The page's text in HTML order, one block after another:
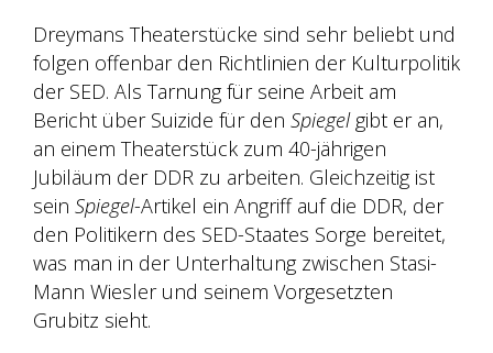
Dreymans Theaterstücke sind sehr beliebt und
folgen offenbar den Richtlinien der Kulturpolitik
der SED. Als Tarnung für seine Arbeit am
Bericht über Suizide für den Spiegel gibt er an,
an einem Theaterstück zum 40-jährigen
Jubiläum der DDR zu arbeiten. Gleichzeitig ist
sein Spiegel-Artikel ein Angriff auf die DDR, der
den Politikern des SED-Staates Sorge bereitet,
was man in der Unterhaltung zwischen Stasi-
Mann Wiesler und seinem Vorgesetzten
Grubitz sieht.